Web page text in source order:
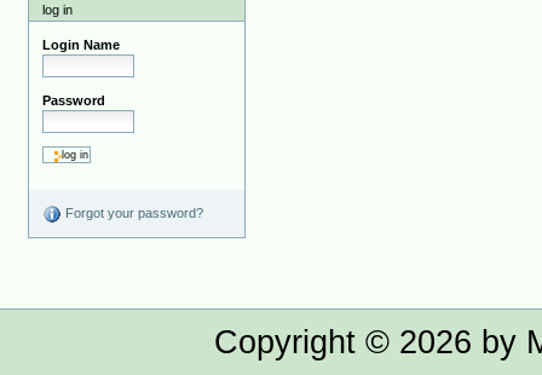
log in
Login Name
Password
Forgot your password?
Copyright © 2026 by